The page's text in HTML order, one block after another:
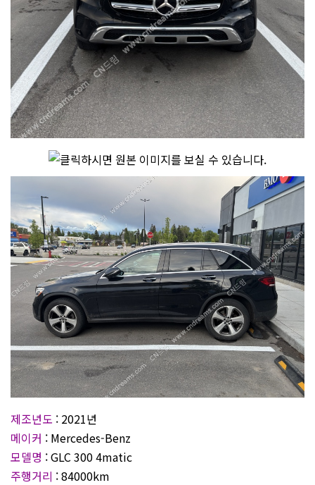
제조년도 : 2021년
메이커 : Mercedes-Benz
모델명 : GLC 300 4matic
주행거리 : 84000km